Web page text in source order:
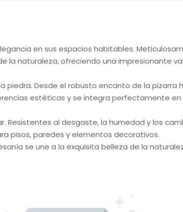
en sus espacios habitables.
la naturaleza, ofreciendo una impresionante
Desde el robusto encanto de la pizarra
estéticas y se integra perfectamente
Resistentes al desgaste, la humedad y los
pisos, paredes y elementos decorativos.
se une a la exquisita belleza de la